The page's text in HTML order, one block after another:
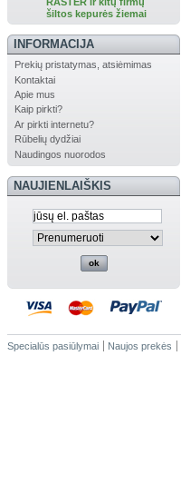
šiltos kepurės žiemai
INFORMACIJA
Prekių pristatymas, atsiėmimas
Kontaktai
Apie mus
Kaip pirkti?
Ar pirkti internetu?
Rūbelių dydžiai
Naudingos nuorodos
NAUJIENLAIŠKIS
Kepurė 42-...
Specialūs pasiūlymai Naujos prekės